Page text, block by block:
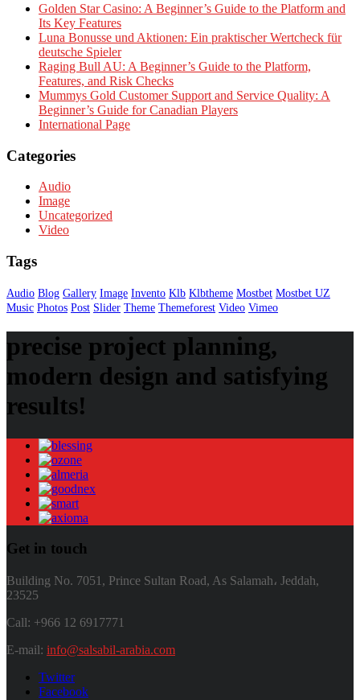
Golden Star Casino: A Beginner’s Guide to the Platform and
Its Key Features
Luna Bonusse und Aktionen: Ein praktischer Wertcheck für
deutsche Spieler
Raging Bull AU: A Beginner’s Guide to the Platform,
Features, and Risk Checks
Mummys Gold Customer Support and Service Quality: A
Beginner’s Guide for Canadian Players
International Page
Categories
Audio
Image
Uncategorized
Video
Tags
Audio Blog Gallery Image Invento Klb Klbtheme Mostbet Mostbet UZ
Music Photos Post Slider Theme Themeforest Video Vimeo
precise project planning,
modern design and satisfying
results!
Get in touch
Building No. 7051, Prince Sultan Road, As Salamah، Jeddah,
23525
Call: +966 12 6917771
E-mail: info@salsabil-arabia.com
Twitter
Facebook